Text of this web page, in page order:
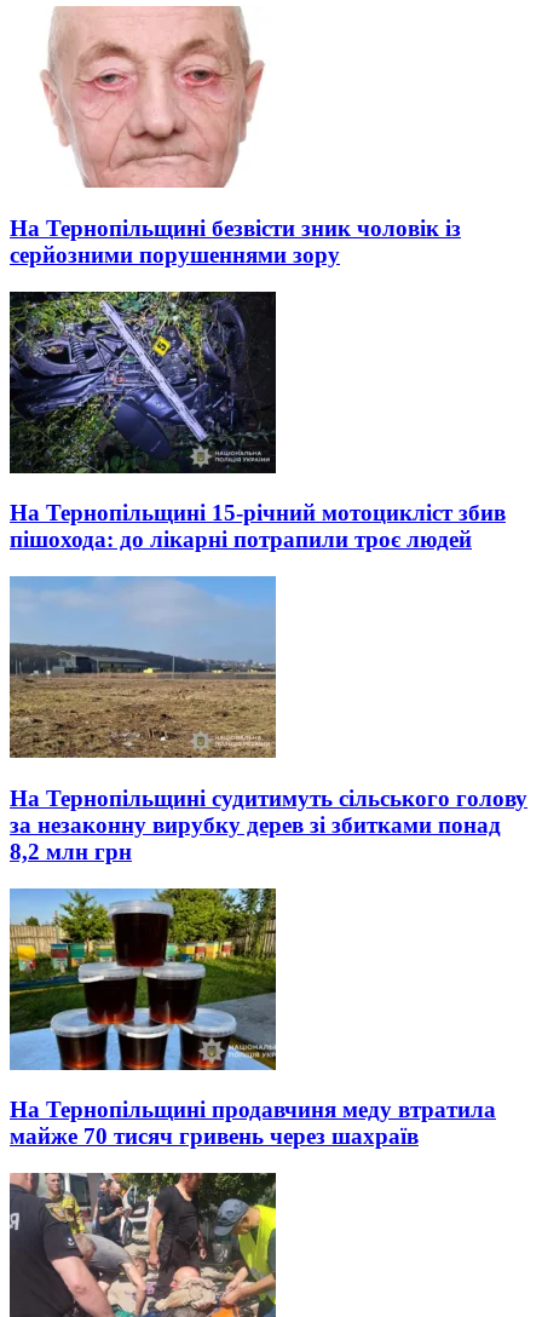
На Тернопільщині безвісти зник чоловік із
серйозними порушеннями зору
На Тернопільщині 15-річний мотоцикліст збив
пішохода: до лікарні потрапили троє людей
На Тернопільщині судитимуть сільського голову
за незаконну вирубку дерев зі збитками понад
8,2 млн грн
На Тернопільщині продавчиня меду втратила
майже 70 тисяч гривень через шахраїв